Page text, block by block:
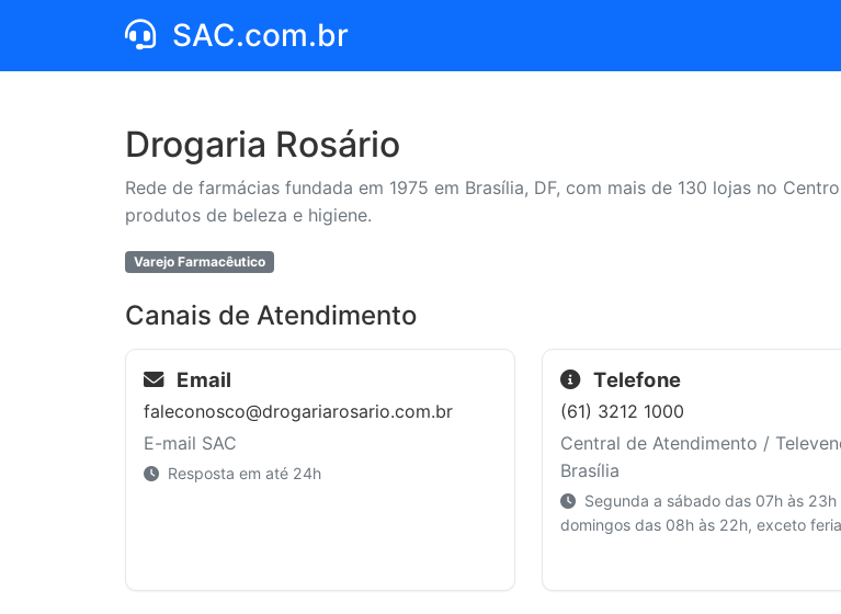
SAC.com.br
Drogaria Rosário
Rede de farmácias fundada em 1975 em Brasília, DF, com mais de 130 lojas no
produtos de beleza e higiene.
Varejo Farmacêutico
Canais de Atendimento
Email
faleconosco@drogariarosario.com.br
E-mail SAC
Resposta em até 24h
Telefone
(61) 3212 1000
Central de Atendimento /
Brasília
Segunda a sábado das 07h às 23h
domingos das 08h às 22h, exceto